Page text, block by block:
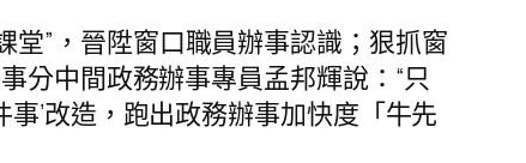
”，晉陞窗口職員辦事認識；狠抓窗
分中間政務辦事專員孟邦輝說：“只
’改造，跑出政務辦事加快度「牛先